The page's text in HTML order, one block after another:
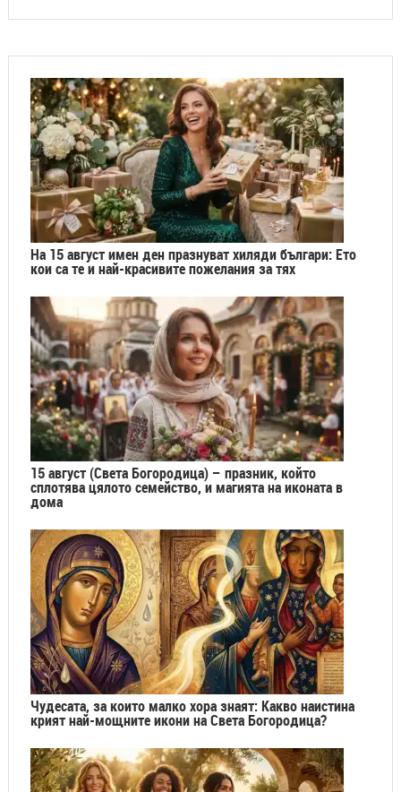
На 15 август имен ден празнуват хиляди българи: Ето
кои са те и най-красивите пожелания за тях
15 август (Света Богородица) – празник, който
сплотява цялото семейство, и магията на иконата в
дома
Чудесата, за които малко хора знаят: Какво наистина
крият най-мощните икони на Света Богородица?